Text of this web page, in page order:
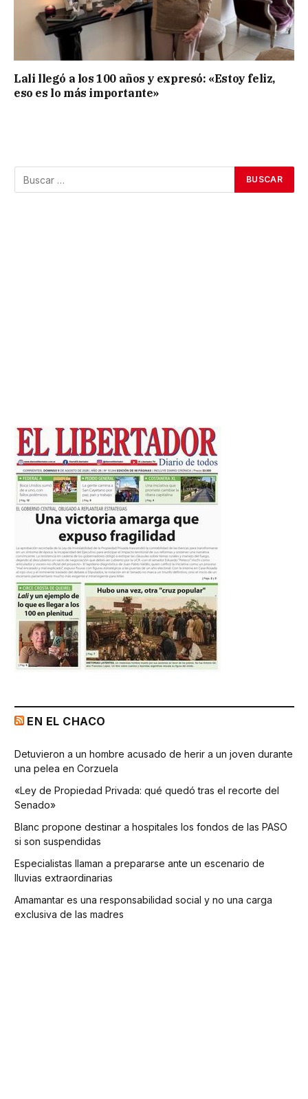
Lali llegó a los 100 años y expresó: «Estoy feliz,
eso es lo más importante»
EN EL CHACO
Detuvieron a un hombre acusado de herir a un joven durante
una pelea en Corzuela
«Ley de Propiedad Privada: qué quedó tras el recorte del
Senado»
Blanc propone destinar a hospitales los fondos de las PASO
si son suspendidas
Especialistas llaman a prepararse ante un escenario de
lluvias extraordinarias
Amamantar es una responsabilidad social y no una carga
exclusiva de las madres